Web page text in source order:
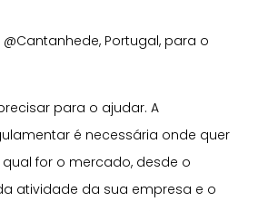
@Cantanhede, Portugal, para o
para o ajudar. A
é necessária onde quer
qual for o mercado, desde o
atividade da sua empresa e o